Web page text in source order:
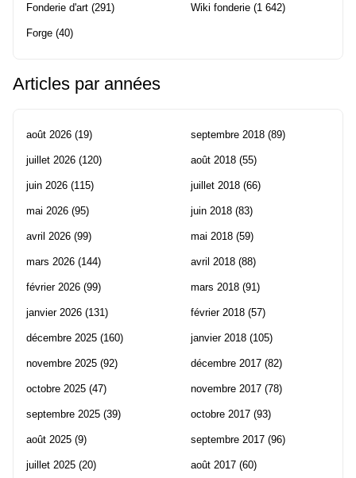
Fonderie d'art (291)
Forge (40)
Wiki fonderie (1 642)
Articles par années
août 2026 (19)
juillet 2026 (120)
juin 2026 (115)
mai 2026 (95)
avril 2026 (99)
mars 2026 (144)
février 2026 (99)
janvier 2026 (131)
décembre 2025 (160)
novembre 2025 (92)
octobre 2025 (47)
septembre 2025 (39)
août 2025 (9)
juillet 2025 (20)
septembre 2018 (89)
août 2018 (55)
juillet 2018 (66)
juin 2018 (83)
mai 2018 (59)
avril 2018 (88)
mars 2018 (91)
février 2018 (57)
janvier 2018 (105)
décembre 2017 (82)
novembre 2017 (78)
octobre 2017 (93)
septembre 2017 (96)
août 2017 (60)